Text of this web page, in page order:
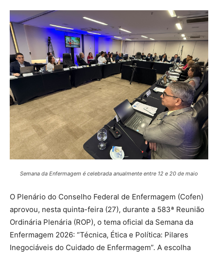
Semana da Enfermagem é celebrada anualmente entre 12 e 20 de maio
O Plenário do Conselho Federal de Enfermagem (Cofen)
aprovou, nesta quinta-feira (27), durante a 583ª Reunião
Ordinária Plenária (ROP), o tema oficial da Semana da
Enfermagem 2026: “Técnica, Ética e Política: Pilares
Inegociáveis do Cuidado de Enfermagem”. A escolha